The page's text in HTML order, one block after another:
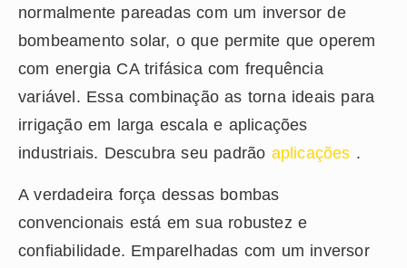
normalmente pareadas com um inversor de
bombeamento solar, o que permite que operem
com energia CA trifásica com frequência
variável. Essa combinação as torna ideais para
irrigação em larga escala e aplicações
industriais. Descubra seu padrão aplicações .
A verdadeira força dessas bombas
convencionais está em sua robustez e
confiabilidade. Emparelhadas com um inversor